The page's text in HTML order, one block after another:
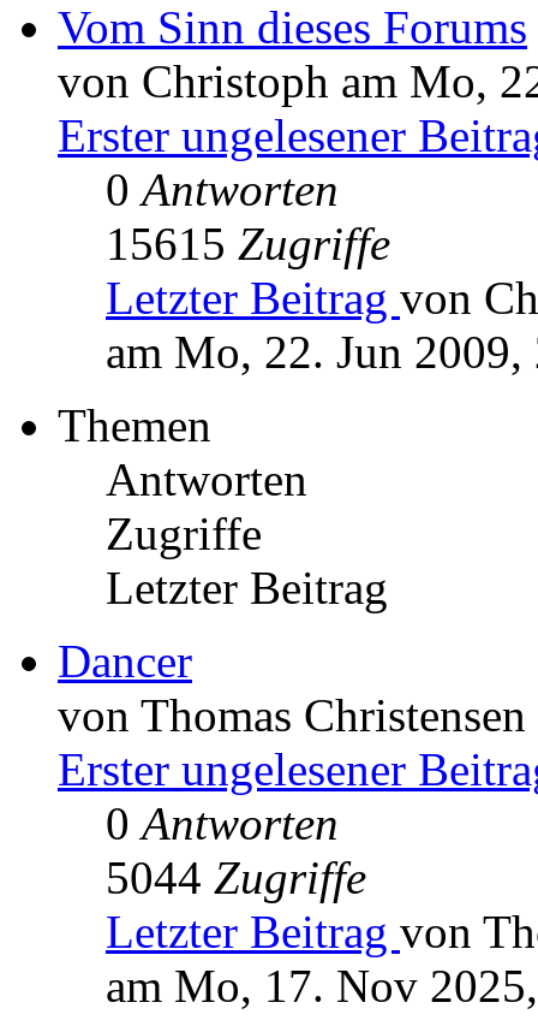
Vom Sinn dieses Forums
von Christoph am Mo,
Erster ungelesener
0Antworten
15615 Zugriffe
Letzter Beitrag von
am Mo, 22. Jun 2009,
Themen
Antworten
Zugriffe
Letzter Beitrag
Dancer
von Thomas
Erster ungelesener
0Antworten
5044 Zugriffe
Letzter Beitrag von
am Mo, 17. Nov